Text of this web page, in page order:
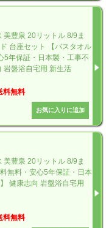
美豊泉 20リットル 8/9ま
台座セット 【バスタオル
5年保証・日本製・工事不
岩盤浴自宅用 新生活
料無料
美豊泉 20リットル 8/9ま
無料・安心5年保証・日本
健康志向 岩盤浴自宅用
料無料